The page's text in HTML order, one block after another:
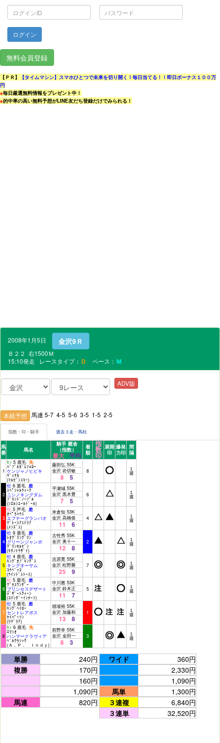
ロ
イ
ン
ID
パ
ス
ワ
無料会員登録
【ＰＲ】
【タイムマシン】スマホひとつで未来を切り開く！毎日当てる！！即日ボーナス１００万
円
※毎日厳選無料情報をプレゼント中！
※的中率の高い無料予想がLINE友だち登録だけでみられる！
2008年1月5日 金沢9Ｒ
Ｂ２２ 右1500Ｍ
15:10発走 レースタイプ： Ｄ ペース： Ｍ
ADV版
本紙予想 馬連 5-7 4-5 5-6 3-5 1-5 2-5
指数・印・騎手 過去３走・馬柱
馬
番
馬名
騎手 厩舎
（指数）
最大 平均
着
順
指
数
印
展開
印
爆発
力印
間
隔
1
ｾﾝ 5 鹿毛 先
ﾊﾞﾌﾞﾙｶﾞﾑﾌｪﾛｰ
ケンジャノヒビキ
ｳﾞｨﾅｶ
(ﾏﾙｾﾞﾝｽｷｰ)
藤田弘 55K
金沢 岩切敏
8 5
8 １
週
2
牡 6 栗毛 差
ｽﾍﾟｼｬﾙｳｨｰｸ
ニシノキングダム
ﾌﾞﾗﾝﾄﾞﾉｰﾌﾞﾙ
(ｼｴﾙｼﾕｰﾙﾄﾞｰﾙ)
平瀬城 55K
金沢 黒木豊
7 5
6 １
週
3
牝 5 芦毛 差
ｵﾍﾟﾗﾊｳｽ
エフテーグランパオ
ｸﾞﾚｰｽｱｽﾄﾘｱ
(ﾒﾝﾃﾞｽ)
米倉知 53K
金沢 高橋俊
11 6
4 １
週
4
牡 9 鹿毛 差
ﾚｵｸﾞﾘﾝｸﾞﾘﾝ
グリーンジャンボ
ｸﾞﾘﾝﾓﾙｹﾞﾝ
(ｷﾀﾉﾄｳｻﾞｲ)
古性秀 55K
金沢 奥十一
12 8
2 １
週
5
牡 4 鹿毛 差
ｷﾝｸﾞｵﾌﾞｷﾝｸﾞｽ
キングオーサム
ｺｳﾍﾞｯｺ
(ｳｲﾝﾄﾞｽﾄｰｽ)
吉原寛 55K
金沢 松野勝
25 9
7 １
週
6
牝 5 栗毛 差
ｸﾞﾗｽﾜﾝﾀﾞｰ
プリンセスデザート
ﾃﾞｻﾞｰﾄｸｨｰﾝ
(ｺﾏﾝﾀﾞｰｲﾝﾁｰﾌ)
中川雅 53K
金沢 鈴木正
11 7
5 １
週
7
牡 5 鹿毛 差
ｷﾝｸﾞﾍｲﾛｰ
セントレアボス
ｹｲﾊﾟｰｿﾝ
(ﾘｳﾞﾘｱ)
堀場裕 55K
金沢 加藤和
13 8
1 １
週
8
ｾﾝ 6 鹿毛 先
ｴﾘｼｵ
ハンマークラヴィア
ﾍﾞﾙｸﾗｼｯｸ
(Ａ．Ｐ． Ｉｎｄｙ)
前野幸 55K
金沢 金田一
8 3
3 １
週
単勝
240円
複勝
170円
160円
1,090円
馬連
820円
ワイド
360円
2,330円
1,090円
馬単
1,300円
３連複
6,840円
３連単
32,520円